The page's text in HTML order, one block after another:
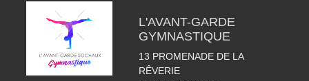
L'AVANT-GARDE
GYMNASTIQUE
13 PROMENADE DE LA
RÊVERIE